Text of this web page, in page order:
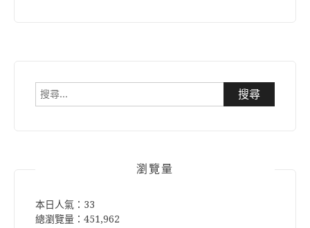
搜
瀏覽量
本日人氣：33
總瀏覽量：451,962